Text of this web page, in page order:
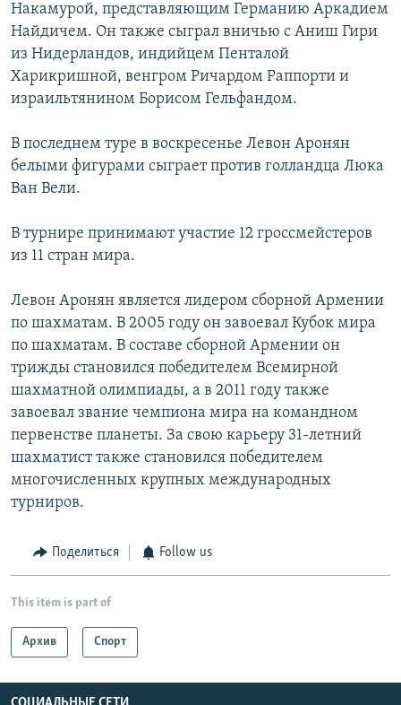
Накамурой, представляющим Германию Аркадием
Найдичем. Он также сыграл вничью с Аниш Гири
из Нидерландов, индийцем Пенталой
Харикришной, венгром Ричардом Раппорти и
израильтянином Борисом Гельфандом.
В последнем туре в воскресенье Левон Аронян
белыми фигурами сыграет против голландца Люка
Ван Вели.
В турнире принимают участие 12 гроссмейстеров
из 11 стран мира.
Левон Аронян является лидером сборной Армении
по шахматам. В 2005 году он завоевал Кубок мира
по шахматам. В составе сборной Армении он
трижды становился победителем Всемирной
шахматной олимпиады, а в 2011 году также
завоевал звание чемпиона мира на командном
первенстве планеты. За свою карьеру 31-летний
шахматист также становился победителем
многочисленных крупных международных
турниров.
Поделиться Follow us
This item is part of
Архив Спорт